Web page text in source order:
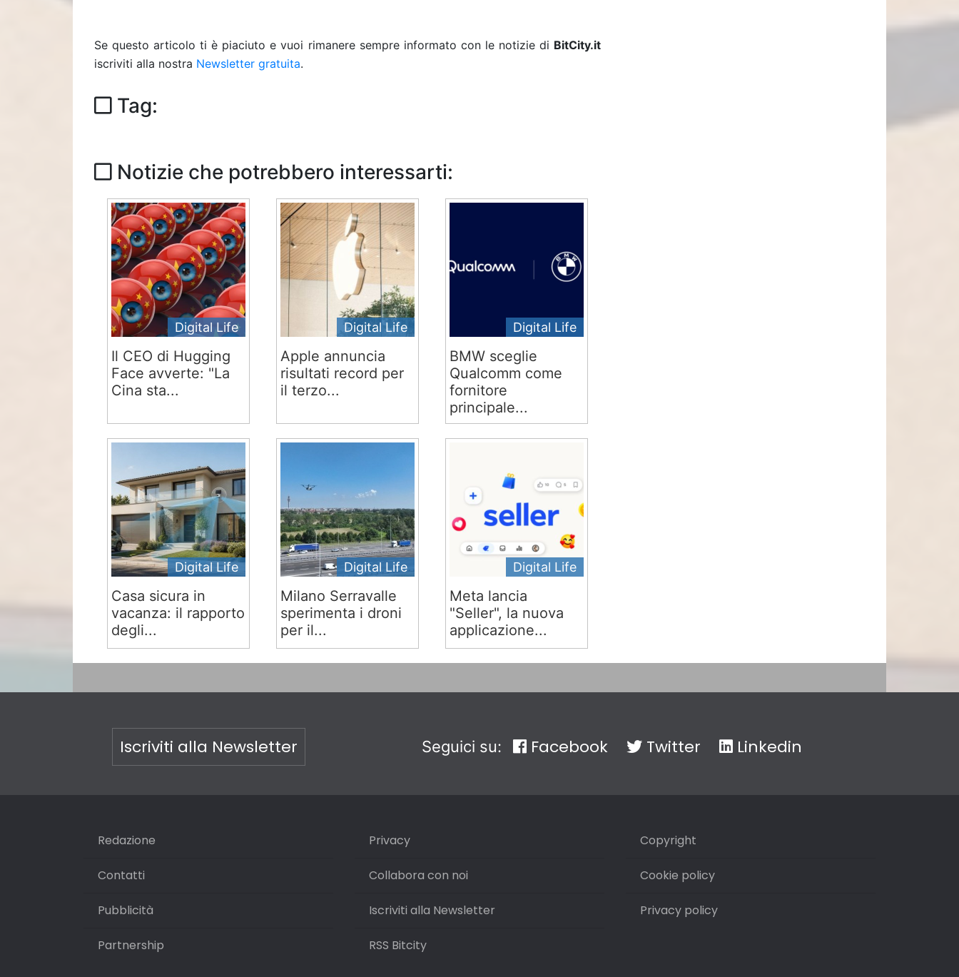
Se questo articolo ti è piaciuto e vuoi rimanere sempre informato con le notizie di BitCity.it
iscriviti alla nostra Newsletter gratuita.
Tag:
Notizie che potrebbero interessarti:
Digital Life
Il CEO di Hugging
Face avverte: "La
Cina sta...
Digital Life
Apple annuncia
risultati record per
il terzo...
Digital Life
BMW sceglie
Qualcomm come
fornitore
principale...
Digital Life
Casa sicura in
vacanza: il rapporto
degli...
Digital Life
Milano Serravalle
sperimenta i droni
per il...
Digital Life
Meta lancia
"Seller", la nuova
applicazione...
Iscriviti alla Newsletter Seguici su: Facebook Twitter Linkedin
Redazione
Contatti
Pubblicità
Partnership
Privacy
Collabora con noi
Iscriviti alla Newsletter
RSS Bitcity
Copyright
Cookie policy
Privacy policy